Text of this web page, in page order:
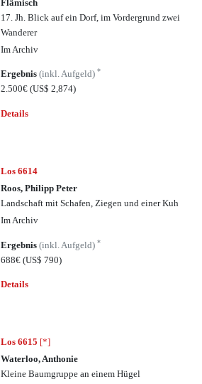
Flämisch
17. Jh. Blick auf ein Dorf, im Vordergrund zwei
Wanderer
Im Archiv
Ergebnis(inkl. Aufgeld)*
2.500€(US$ 2,874)
Details
Los 6614
Roos, Philipp Peter
Landschaft mit Schafen, Ziegen und einer Kuh
Im Archiv
Ergebnis(inkl. Aufgeld)*
688€(US$ 790)
Details
Los 6615 [*]
Waterloo, Anthonie
Kleine Baumgruppe an einem Hügel